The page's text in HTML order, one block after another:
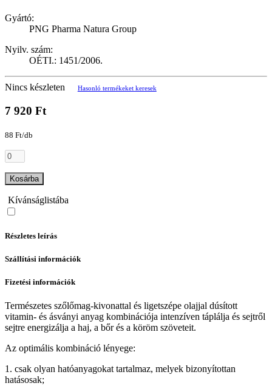
Gyártó:
PNG Pharma Natura Group
Nyilv. szám:
OÉTI.: 1451/2006.
Nincs készleten Hasonló termékeket keresek
7 920 Ft
88 Ft/db
Kosárba
Kívánságlistába
Részletes leírás
Szállítási információk
Fizetési információk
Természetes szőlőmag-kivonattal és ligetszépe olajjal dúsított
vitamin- és ásványi anyag kombinációja intenzíven táplálja és sejtről
sejtre energizálja a haj, a bőr és a köröm szöveteit.
Az optimális kombináció lényege:
1. csak olyan hatóanyagokat tartalmaz, melyek bizonyítottan
hatásosak;